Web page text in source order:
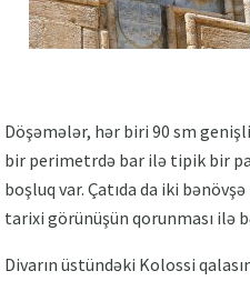
Döşəmələr, hər biri 90 sm
bir perimetrdə bar ilə tipik bir
boşluq var. Çatıda da iki
tarixi görünüşün qorunması ilə
Divarın üstündəki Kolossi